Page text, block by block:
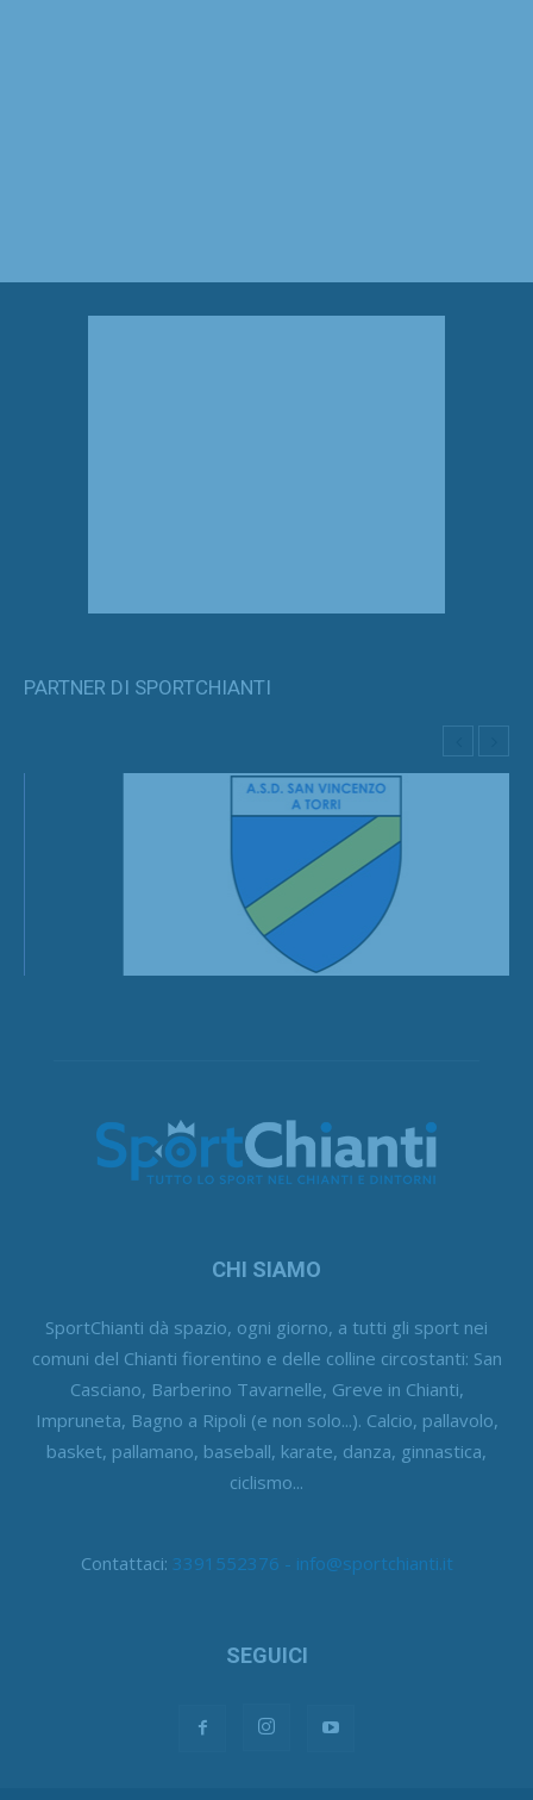
PARTNER DI SPORTCHIANTI
CHI SIAMO
SportChianti dà spazio, ogni giorno, a tutti gli sport nei
comuni del Chianti fiorentino e delle colline circostanti: San
Casciano, Barberino Tavarnelle, Greve in Chianti,
Impruneta, Bagno a Ripoli (e non solo...). Calcio, pallavolo,
basket, pallamano, baseball, karate, danza, ginnastica,
ciclismo...
Contattaci: 3391552376 - info@sportchianti.it
SEGUICI